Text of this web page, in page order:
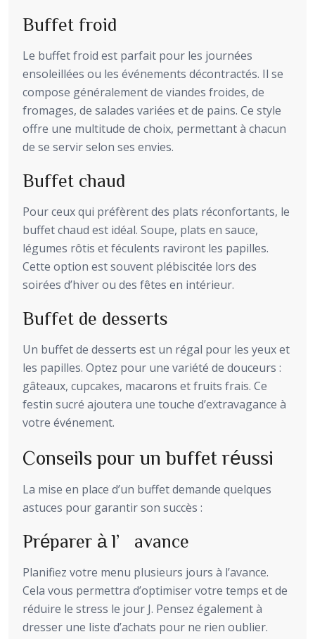
Buffet froid
Le buffet froid est parfait pour les journées
ensoleillées ou les événements décontractés. Il se
compose généralement de viandes froides, de
fromages, de salades variées et de pains. Ce style
offre une multitude de choix, permettant à chacun
de se servir selon ses envies.
Buffet chaud
Pour ceux qui préfèrent des plats réconfortants, le
buffet chaud est idéal. Soupe, plats en sauce,
légumes rôtis et féculents raviront les papilles.
Cette option est souvent plébiscitée lors des
soirées d’hiver ou des fêtes en intérieur.
Buffet de desserts
Un buffet de desserts est un régal pour les yeux et
les papilles. Optez pour une variété de douceurs :
gâteaux, cupcakes, macarons et fruits frais. Ce
festin sucré ajoutera une touche d’extravagance à
votre événement.
Conseils pour un buffet réussi
La mise en place d’un buffet demande quelques
astuces pour garantir son succès :
Préparer à l’avance
Planifiez votre menu plusieurs jours à l’avance.
Cela vous permettra d’optimiser votre temps et de
réduire le stress le jour J. Pensez également à
dresser une liste d’achats pour ne rien oublier.